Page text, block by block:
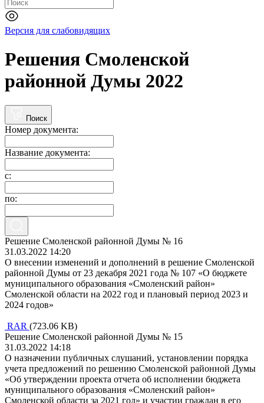
Версия для слабовидящих
Решения Смоленской
районной Думы 2022
Поиск
Номер документа:
Название документа:
с:
по:
Решение Смоленской районной Думы № 16
31.03.2022 14:20
О внесении изменений и дополнений в решение Смоленской
районной Думы от 23 декабря 2021 года № 107 «О бюджете
муниципального образования «Смоленский район»
Смоленской области на 2022 год и плановый период 2023 и
2024 годов»
RAR (723.06 KB)
Решение Смоленской районной Думы № 15
31.03.2022 14:18
О назначении публичных слушаний, установлении порядка
учета предложений по решению Смоленской районной Думы
«Об утверждении проекта отчета об исполнении бюджета
муниципального образования «Смоленский район»
Смоленской области за 2021 год» и участии граждан в его